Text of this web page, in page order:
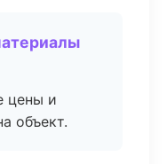
цены и
объект.